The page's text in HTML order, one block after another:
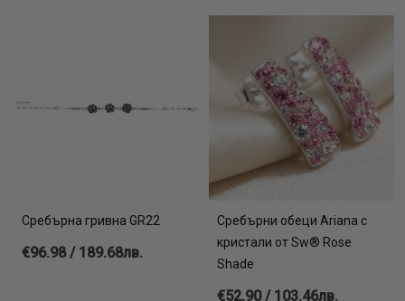
Сребърна гривна GR22
€96.98 / 189.68лв.
Сребърни обеци Ariana с
кристали от Sw® Rose
Shade
€52.90 / 103.46лв.